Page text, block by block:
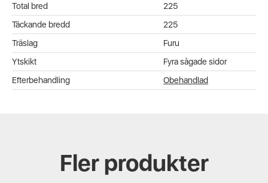
Total bred
225
Täckande bredd
225
Träslag
Furu
Ytskikt
Fyra sågade sidor
Efterbehandling
Obehandlad
Fler produkter